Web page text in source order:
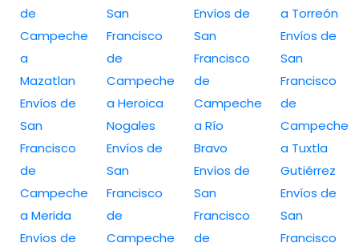
de
Campeche
a
Mazatlan
Envíos de
San
Francisco
de
Campeche
a Merida
Envíos de
San
Francisco
de
Campeche
a Heroica
Nogales
Envíos de
San
Francisco
de
Campeche
Envíos de
San
Francisco
de
Campeche
a Río
Bravo
Envíos de
San
Francisco
de
a Torreón
Envíos de
San
Francisco
de
Campeche
a Tuxtla
Gutiérrez
Envíos de
San
Francisco